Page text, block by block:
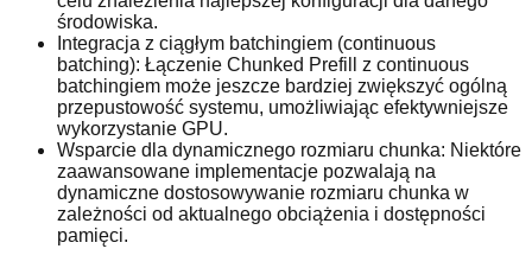
środowiska.
Integracja z ciągłym batchingiem (continuous
batching): Łączenie Chunked Prefill z continuous
batchingiem może jeszcze bardziej zwiększyć ogólną
przepustowość systemu, umożliwiając efektywniejsze
wykorzystanie GPU.
Wsparcie dla dynamicznego rozmiaru chunka: Niektóre
zaawansowane implementacje pozwalają na
dynamiczne dostosowywanie rozmiaru chunka w
zależności od aktualnego obciążenia i dostępności
pamięci.